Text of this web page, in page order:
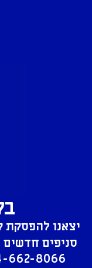
יצאנו להפסקת
סניפים חדשים
662-8066